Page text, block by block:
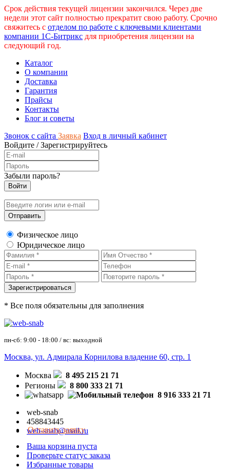
Срок действия текущей лицензии закончился. Через две
недели этот сайт полностью прекратит свою работу. Срочно
свяжитесь с отделом по работе с ключевыми клиентами
компании 1С-Битрикс для приобретения лицензии на
следующий год.
Каталог
О компании
Доставка
Гарантия
Прайсы
Контакты
Блог и советы
Звонок с сайта Заявка Вход в личный кабинет
Войдите /Зарегистрируйтесь
Забыли пароль?
Физическое лицо
Юридическое лицо
* Все поля обязательны для заполнения
пн-сб: 9:00 - 18:00 / вс: выходной
Москва, ул. Адмирала Корнилова владение 60, стр. 1
Москва
8 495 215 21 71
Регионы
8 800 333 21 71
8 916 333 21 71
web-snab
458843445
web-snab@mail.ru
Оставить заявку
Ваша корзина пуста
Проверьте статус заказа
Избранные товары